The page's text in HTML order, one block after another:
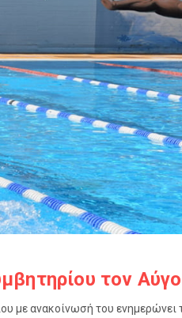
τον
με ανακοίνωσή του ενημερώνει